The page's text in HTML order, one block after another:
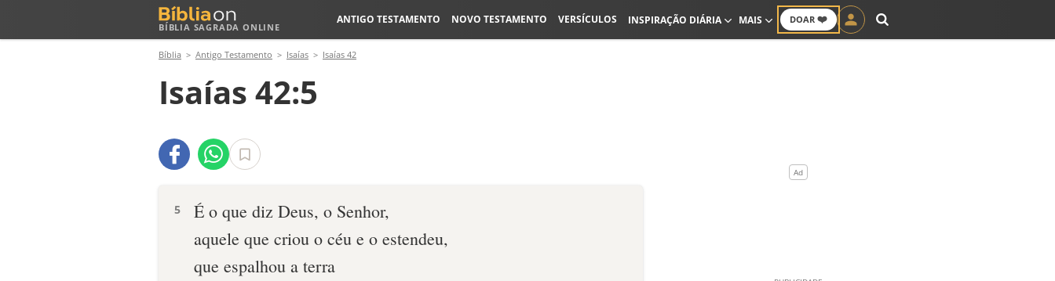
BÍBLIA SAGRADA ONLINE
DOAR ❤️
ANTIGO TESTAMENTO NOVO TESTAMENTO VERSÍCULOS INSPIRAÇÃO DIÁRIA MAIS
Bíblia Antigo Testamento Isaías Isaías 42
Isaías 42:5
5
É o que diz Deus, o Senhor,
aquele que criou o céu e o estendeu,
que espalhou a terra